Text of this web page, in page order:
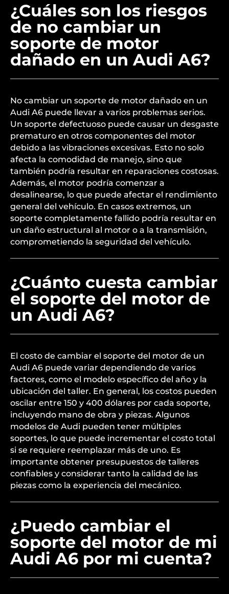
¿Cuáles son los riesgos
de no cambiar un
soporte de motor
dañado en un Audi A6?
No cambiar un soporte de motor dañado en un
Audi A6 puede llevar a varios problemas serios.
Un soporte defectuoso puede causar un desgaste
prematuro en otros componentes del motor
debido a las vibraciones excesivas. Esto no solo
afecta la comodidad de manejo, sino que
también podría resultar en reparaciones costosas.
Además, el motor podría comenzar a
desalinearse, lo que puede afectar el rendimiento
general del vehículo. En casos extremos, un
soporte completamente fallido podría resultar en
un daño estructural al motor o a la transmisión,
comprometiendo la seguridad del vehículo.
¿Cuánto cuesta cambiar
el soporte del motor de
un Audi A6?
El costo de cambiar el soporte del motor de un
Audi A6 puede variar dependiendo de varios
factores, como el modelo específico del año y la
ubicación del taller. En general, los costos pueden
oscilar entre 150 y 400 dólares por cada soporte,
incluyendo mano de obra y piezas. Algunos
modelos de Audi pueden tener múltiples
soportes, lo que puede incrementar el costo total
si se requiere reemplazar más de uno. Es
importante obtener presupuestos de talleres
confiables y considerar tanto la calidad de las
piezas como la experiencia del mecánico.
¿Puedo cambiar el
soporte del motor de mi
Audi A6 por mi cuenta?